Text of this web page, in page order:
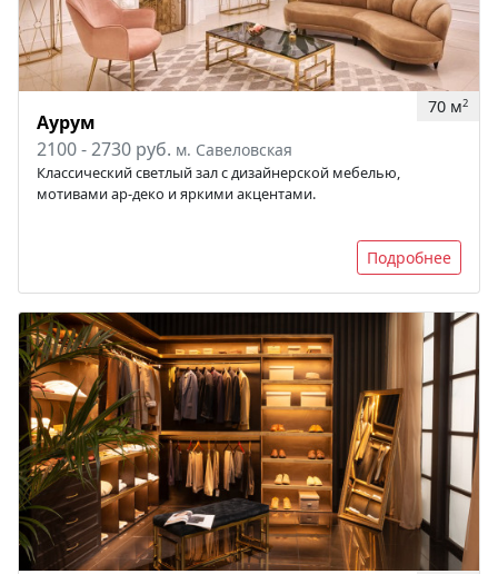
70 м2
Аурум
2100 - 2730 руб. м. Савеловская
Классический светлый зал с дизайнерской мебелью,
мотивами ар-деко и яркими акцентами.
Подробнее